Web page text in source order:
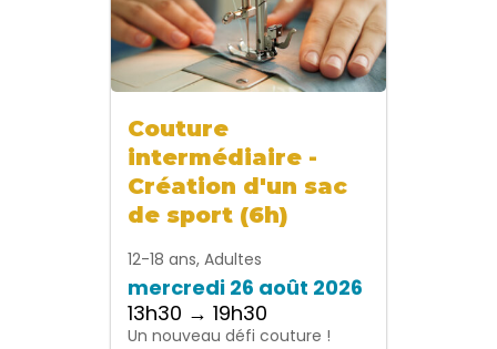
Couture
intermédiaire -
Création d'un sac
de sport (6h)
12-18 ans, Adultes
mercredi 26 août 2026
13h30 → 19h30
Un nouveau défi couture !